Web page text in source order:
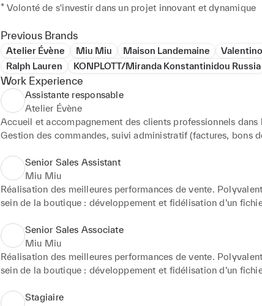
* Volonté de s'investir dans un projet innovant et dynamique
Previous Brands
Atelier Évène Miu Miu Maison Landemaine Valentino
Ralph Lauren
KONPLOTT/Miranda Konstantinidou Russia
Work Experience
Assistante responsable
Atelier Évène
Accueil et accompagnement des clients professionnels dans
Gestion des commandes, suivi administratif (factures, bons
Optimisation des relations commerciales avec des clients
fidélisationSenior Sales Assistant
Miu Miu
Réalisation des meilleures performances de vente.
sein de la boutique : développement et fidélisation d’un
organisation du stock, SAV, formation des nouvelles recrues.
Contribution à l’image de marque en garantissant un excellent
service et présentation soignée de la boutique.
Senior Sales Associate
Miu Miu
Réalisation des meilleures performances de vente.
sein de la boutique : développement et fidélisation d’un
organisation du stock, SAV, formation des nouvelles recrues.
Stagiaire